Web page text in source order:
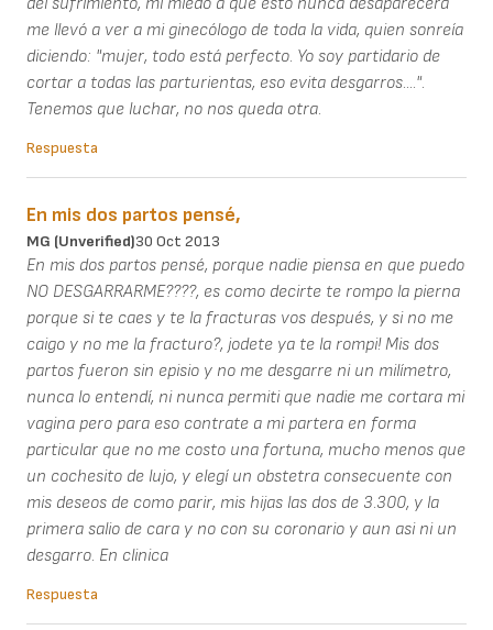
me llevó a ver a mi ginecólogo de toda la vida, quien sonreía
diciendo: "mujer, todo está perfecto. Yo soy partidario de
cortar a todas las parturientas, eso evita desgarros....".
Tenemos que luchar, no nos queda otra.
Respuesta
En mis dos partos pensé,
MG (unverified)30 Oct 2013
En mis dos partos pensé, porque nadie piensa en que puedo
NO DESGARRARME????, es como decirte te rompo la pierna
porque si te caes y te la fracturas vos después, y si no me
caigo y no me la fracturo?, jodete ya te la rompi! Mis dos
partos fueron sin episio y no me desgarre ni un milímetro,
nunca lo entendí, ni nunca permiti que nadie me cortara mi
vagina pero para eso contrate a mi partera en forma
particular que no me costo una fortuna, mucho menos que
un cochesito de lujo, y elegí un obstetra consecuente con
mis deseos de como parir, mis hijas las dos de 3.300, y la
primera salio de cara y no con su coronario y aun asi ni un
desgarro. En clinica
Respuesta